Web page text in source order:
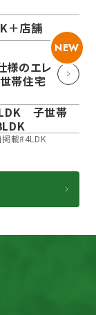
＋店舗
NEW
様のエレ
帯住宅
子世帯
掲載#4LDK